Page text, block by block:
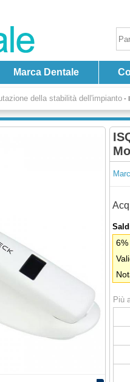
Marca Dentale
della stabilità dell'impianto -
Più